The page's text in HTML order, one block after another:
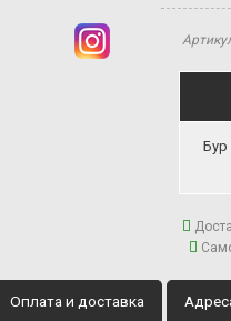
Бур
Оплата и доставка